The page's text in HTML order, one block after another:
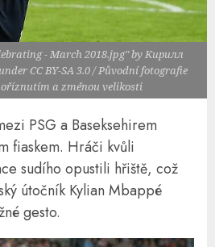
- March 2018.jpg" by Кирилл
CC BY-SA 3.0 / Původní fotografie
a změnou velikosti
PSG a Baseksehirem
fiaskem. Hráči kvůli
sudího opustili hřiště, což
útočník Kylian Mbappé
gesto.